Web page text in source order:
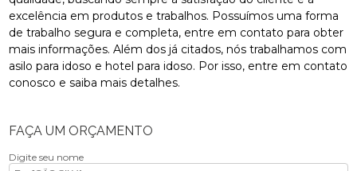
excelência em produtos e trabalhos. Possuímos uma forma
de trabalho segura e completa, entre em contato para obter
mais informações. Além dos já citados, nós trabalhamos com
asilo para idoso e hotel para idoso. Por isso, entre em contato
conosco e saiba mais detalhes.
FAÇA UM ORÇAMENTO
Digite seu nome